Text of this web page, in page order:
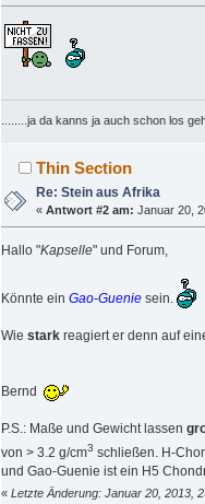
........ja da kanns ja auch schon los
Thin Section
Re: Stein aus Afrika
«Antwort #2 am: Januar 20,
Hallo "Kapselle" und Forum,
Könnte ein Gao-Guenie sein.
Wie stark reagiert er denn auf
Bernd
P.S.: Maße und Gewicht lassen
von > 3.2 g/cm3 schließen. H-
und Gao-Guenie ist ein H5
« Letzte Änderung: Januar 20, 2013,